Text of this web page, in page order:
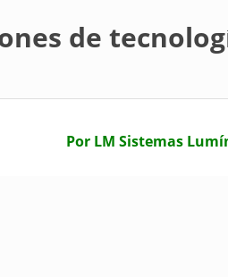
de
Por LM Sistemas